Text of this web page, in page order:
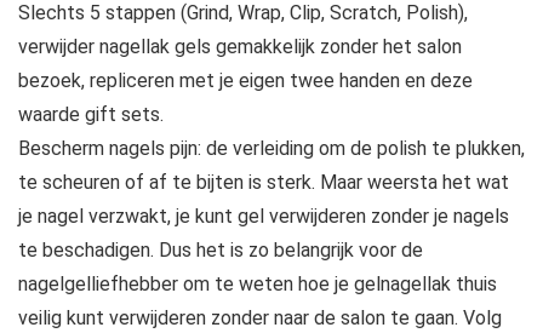
Slechts 5 stappen (Grind, Wrap, Clip, Scratch, Polish),
verwijder nagellak gels gemakkelijk zonder het salon
bezoek, repliceren met je eigen twee handen en deze
waarde gift sets.
Bescherm nagels pijn: de verleiding om de polish te plukken,
te scheuren of af te bijten is sterk. Maar weersta het wat
je nagel verzwakt, je kunt gel verwijderen zonder je nagels
te beschadigen. Dus het is zo belangrijk voor de
nagelgelliefhebber om te weten hoe je gelnagellak thuis
veilig kunt verwijderen zonder naar de salon te gaan. Volg